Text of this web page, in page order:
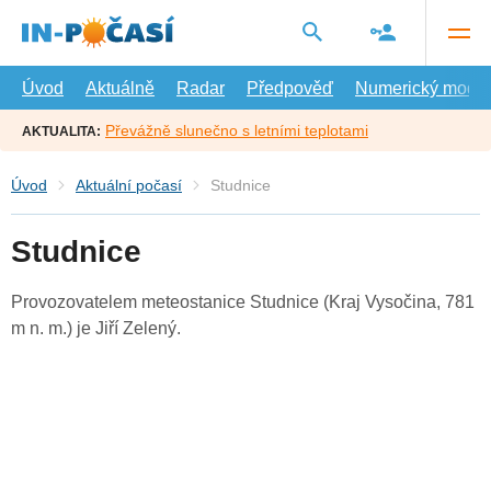
hlavní
Úvod
Aktuálně Radar Předpověď Numerický model
AKTUALITA: Převážně slunečno s letními teplotami
Úvod Aktuální počasí Studnice
Studnice
Provozovatelem meteostanice Studnice (Kraj Vysočina, 781
m n. m.) je Jiří Zelený.